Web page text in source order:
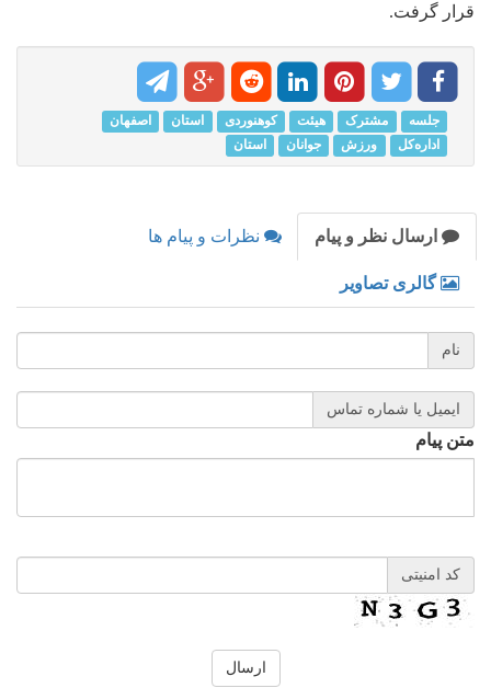
قرار گرفت.
جلسه مشترک هیئت کوهنوردی استان
اصفهان
اداره‌کل
ورزش جوانان استان
ارسال نظر و پیام نظرات و پیام ها
گالری تصاویر
نام
ایمیل یا شماره تماس
متن پیام
کد امنیتی